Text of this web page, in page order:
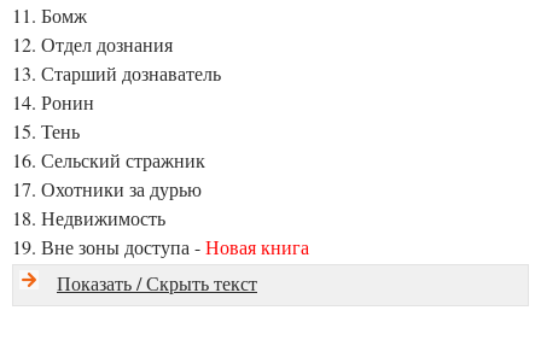
11. Бомж
12. Отдел дознания
13. Старший дознаватель
14. Ронин
15. Тень
16. Сельский стражник
17. Охотники за дурью
18. Недвижимость
19. Вне зоны доступа -Новая книга
Показать / Скрыть текст